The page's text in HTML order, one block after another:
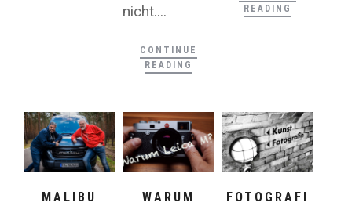
nicht....
CONTINUE
READING
READING
MALIBU
WARUM
FOTOGRAFI